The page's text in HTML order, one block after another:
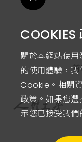
COOKIES
關於本網站使
的使用體驗，
Cookie。相關
政策。如果您
示您已接受我們